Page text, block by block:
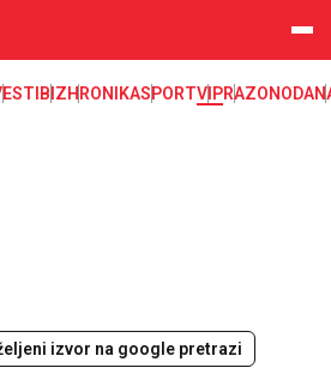
BIZHRONIKASPORTVIPRAZONODA
izvor na google pretrazi